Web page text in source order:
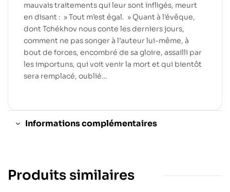
mauvais traitements qui leur sont infligés, meurt
en disant : » Tout m’est égal. » Quant à l’évêque,
dont Tchékhov nous conte les derniers jours,
comment ne pas songer à l’auteur lui-même, à
bout de forces, encombré de sa gloire, assailli par
les importuns, qui voit venir la mort et qui bientôt
sera remplacé, oublié…
Informations complémentaires
Produits similaires